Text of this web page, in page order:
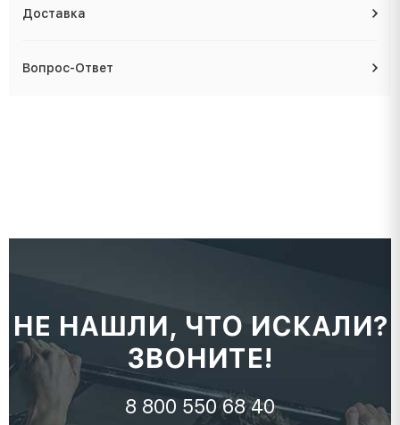
Доставка
Вопрос-Ответ
НЕ НАШЛИ, ЧТО ИСКАЛИ?
ЗВОНИТЕ!
8 800 550 68 40